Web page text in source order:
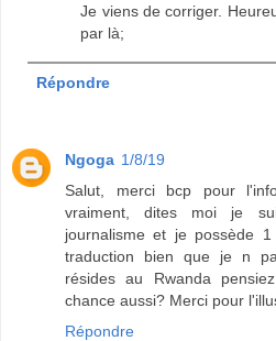
Je viens de corriger.
par là;
Répondre
Ngoga 1/8/19
Salut, merci bcp pour
vraiment, dites moi je
journalisme et je possède
traduction bien que je n
résides au Rwanda
chance aussi? Merci pour
Répondre